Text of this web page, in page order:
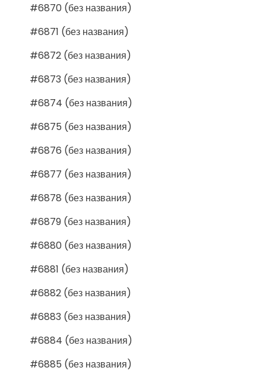
#6870 (без названия)
#6871 (без названия)
#6872 (без названия)
#6873 (без названия)
#6874 (без названия)
#6875 (без названия)
#6876 (без названия)
#6877 (без названия)
#6878 (без названия)
#6879 (без названия)
#6880 (без названия)
#6881 (без названия)
#6882 (без названия)
#6883 (без названия)
#6884 (без названия)
#6885 (без названия)